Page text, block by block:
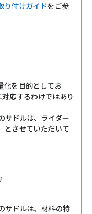
り付けガイドをご参
化を目的としてお
応するわけではあり
サドルは、ライダー
とさせていただいて
サドルは、材料の特